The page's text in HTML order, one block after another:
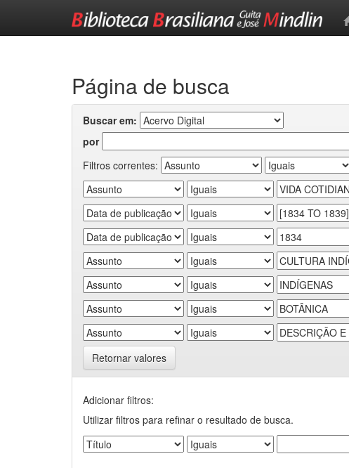
Página de busca
Buscar em:
por
Filtros correntes:
Retornar valores
Adicionar filtros:
Utilizar filtros para refinar o resultado de busca.